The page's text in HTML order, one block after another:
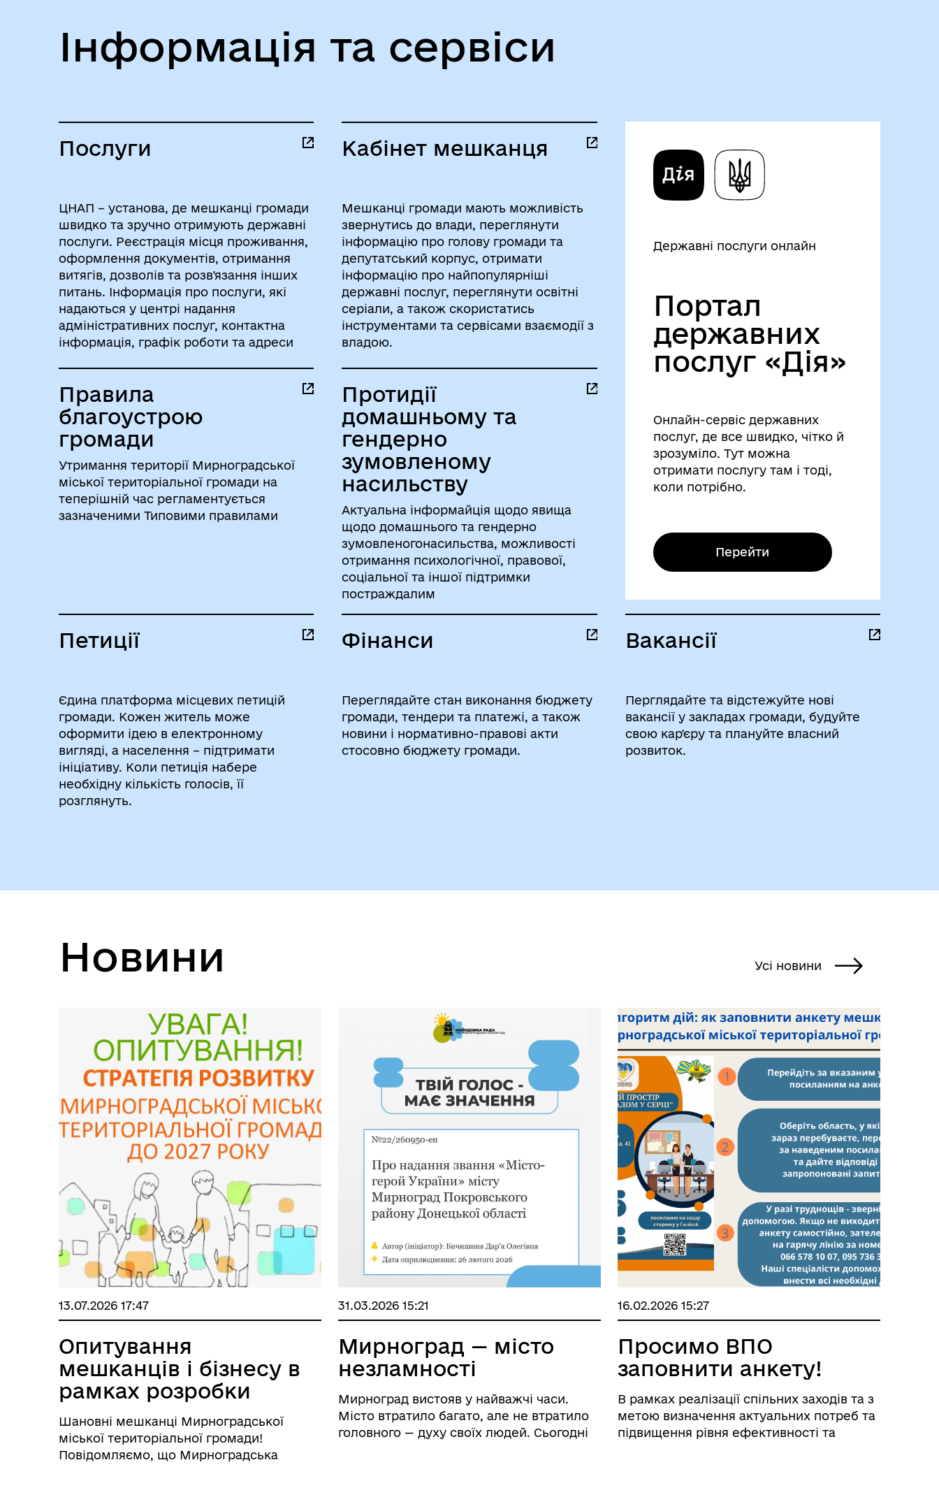
Інформація та сервіси
Державні послуги онлайн
Портал
державних
послуг «Дія»
Онлайн-сервіс державних
послуг, де все швидко, чітко й
зрозуміло. Тут можна
отримати послугу там і тоді,
коли потрібно.
Перейти
Послуги
ЦНАП – установа, де мешканці громади
швидко та зручно отримують державні
послуги. Реєстрація місця проживання,
оформлення документів, отримання
витягів, дозволів та розв'язання інших
питань. Інформація про послуги, які
надаються у центрі надання
адміністративних послуг, контактна
інформація, графік роботи та адреси
Кабінет мешканця
Мешканці громади мають можливість
звернутись до влади, переглянути
інформацію про голову громади та
депутатський корпус, отримати
інформацію про найпопулярніші
державні послуг, переглянути освітні
серіали, а також скористатись
інструментами та сервісами взаємодії з
владою.
Правила
благоустрою
громади
Утримання території Мирноградської
міської територіальної громади на
теперішній час регламентується
зазначеними Типовими правилами
Протидії
домашньому та
гендерно
зумовленому
насильству
Актуальна інформайція щодо явища
щодо домашнього та гендерно
зумовленогонасильства, можливості
отримання психологічної, правової,
соціальної та іншої підтримки
постраждалим
Петиції
Єдина платформа місцевих петицій
громади. Кожен житель може
оформити ідею в електронному
вигляді, а населення – підтримати
ініціативу. Коли петиція набере
необхідну кількість голосів, її
розглянуть.
Фінанси
Переглядайте стан виконання бюджету
громади, тендери та платежі, а також
новини і нормативно-правові акти
стосовно бюджету громади.
Вакансії
Перглядайте та відстежуйте нові
вакансії у закладах громади, будуйте
свою кар'єру та плануйте власний
розвиток.
Новини Усі новини
13.07.2026 17:47
Опитування
мешканців і бізнесу в
рамках розробки
Стратегії роз...
Шановні мешканці Мирноградської
міської територіальної громади!
Повідомляємо, що Мирноградська
31.03.2026 15:21
Мирноград — місто
незламності
Мирноград вистояв у найважчі часи.
Місто втратило багато, але не втратило
головного — духу своїх людей. Сьогодні
16.02.2026 15:27
Просимо ВПО
заповнити анкету!
В рамках реалізації спільних заходів та з
метою визначення актуальних потреб та
підвищення рівня ефективності та